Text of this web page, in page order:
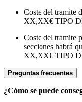
Coste del tramite
XX,XX€ TIPO
Coste del tramite
secciones habrá
XX,XX€ TIPO
Preguntas frecuentes
¿Cómo se puede